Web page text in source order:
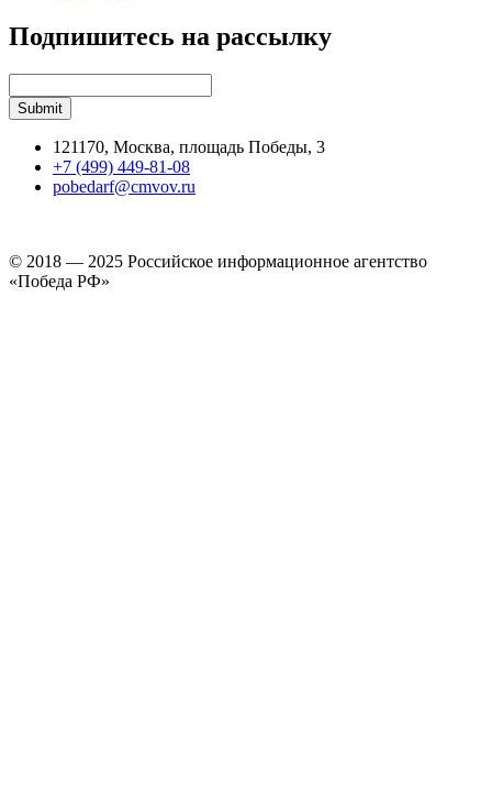
Подпишитесь на рассылку
121170, Москва, площадь Победы, 3
+7 (499) 449-81-08
pobedarf@cmvov.ru
© 2018 — 2025 Российское информационное агентство
«Победа РФ»